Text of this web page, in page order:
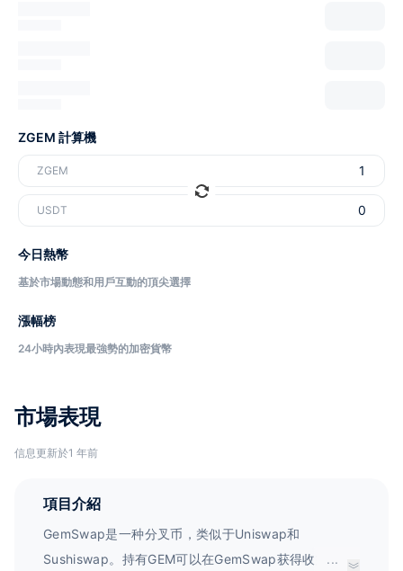
市場表現
信息更新於1 年前
項目介紹
GemSwap是一种分叉币，类似于Uniswap和
Sushiswap。持有GEM可以在GemSwap获得收益和治
...
ZGEM 計算機
ZGEM
USDT
今日熱幣
基於市場動態和用戶互動的頂尖選擇
漲幅榜
24小時內表現最強勢的加密貨幣